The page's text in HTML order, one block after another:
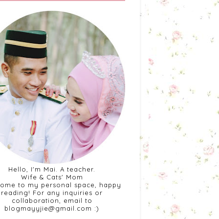
Hello, I'm Mai. A teacher.
Wife & Cats' Mom
to my personal space, happy
reading! For any inquiries or
collaboration, email to
blogmayyjie@gmail.com :)